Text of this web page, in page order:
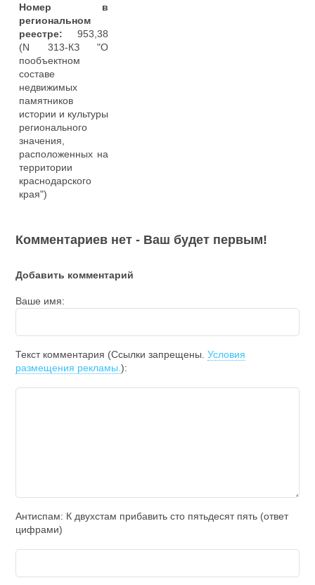
Номер в
региональном
реестре:953,38
(N 313-КЗ "О
пообъектном
составе
недвижимых
памятников
истории и культуры
регионального
значения,
расположенных на
территории
краснодарского
края")
Комментариев нет - Ваш будет первым!
Добавить комментарий
Ваше имя:
Текст комментария (Ссылки запрещены.Условия
размещения рекламы.):
Антиспам: К двухcтам прибавить cто пятьдecят пять (ответ
цифрами)